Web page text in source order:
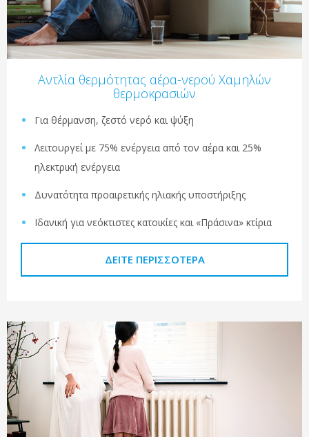
Αντλία θερμότητας αέρα-νερού Χαμηλών
θερμοκρασιών
Για θέρμανση, ζεστό νερό και ψύξη
Λειτουργεί με 75% ενέργεια από τον αέρα και 25%
ηλεκτρική ενέργεια
Δυνατότητα προαιρετικής ηλιακής υποστήριξης
Ιδανική για νεόκτιστες κατοικίες και «Πράσινα» κτίρια
ΔΕΊΤΕ ΠΕΡΙΣΣΌΤΕΡΑ